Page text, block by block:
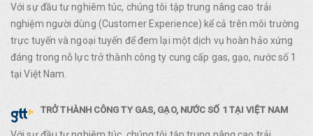
Với sự đầu tư nghiêm túc, chúng tôi tập trung nâng cao trải
nghiệm người dùng (Customer Experience) kể cả trên môi trường
trực tuyến và ngoại tuyến để đem lại một dịch vụ hoàn hảo xứng
đáng trong nỗ lực trở thành công ty cung cấp gas, gạo, nước số 1
tại Việt Nam.
TRỞ THÀNH CÔNG TY GAS, GẠO, NƯỚC SỐ 1 TẠI VIỆT NAM